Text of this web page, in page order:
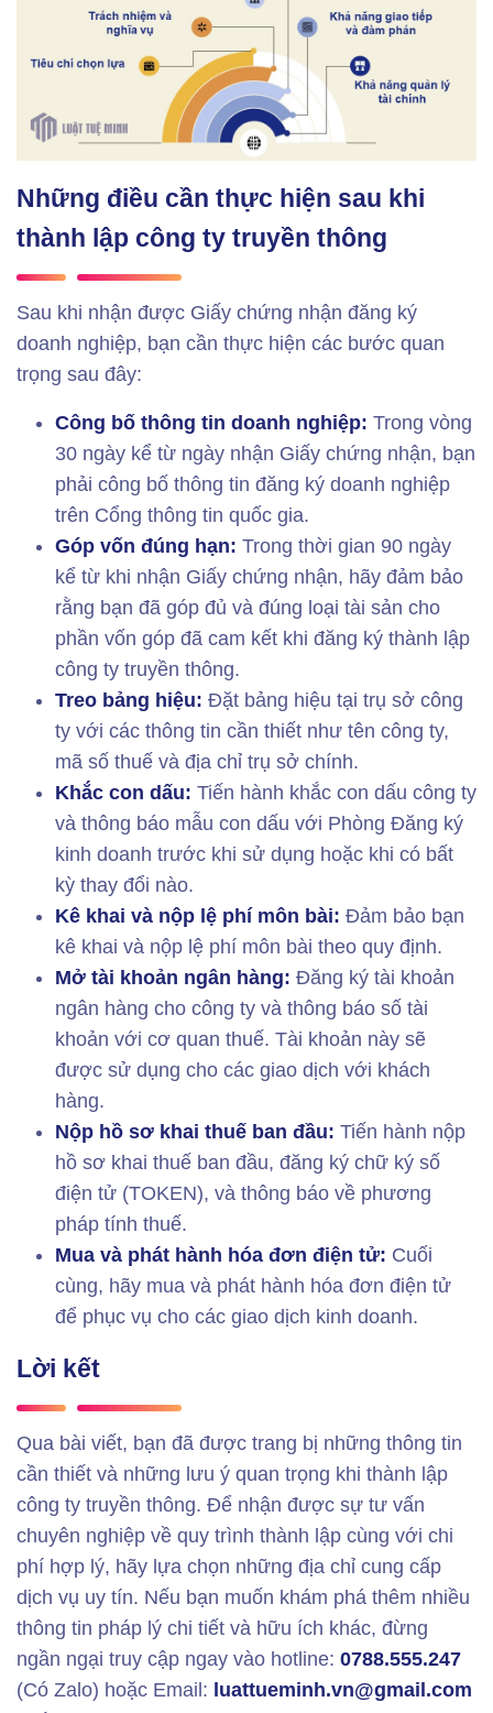
Những điều cần thực hiện sau khi
thành lập công ty truyền thông
Sau khi nhận được Giấy chứng nhận đăng ký
doanh nghiệp, bạn cần thực hiện các bước quan
trọng sau đây:
Công bố thông tin doanh nghiệp: Trong vòng
30 ngày kể từ ngày nhận Giấy chứng nhận, bạn
phải công bố thông tin đăng ký doanh nghiệp
trên Cổng thông tin quốc gia.
Góp vốn đúng hạn: Trong thời gian 90 ngày
kể từ khi nhận Giấy chứng nhận, hãy đảm bảo
rằng bạn đã góp đủ và đúng loại tài sản cho
phần vốn góp đã cam kết khi đăng ký thành lập
công ty truyền thông.
Treо bảng hiệu: Đặt bảng hiệu tại trụ sở công
ty với các thông tin cần thiết như tên công ty,
mã số thuế và địa chỉ trụ sở chính.
Khắc con dấu: Tiến hành khắc con dấu công ty
và thông báo mẫu con dấu với Phòng Đăng ký
kinh doanh trước khi sử dụng hoặc khi có bất
kỳ thay đổi nào.
Kê khai và nộp lệ phí môn bài: Đảm bảo bạn
kê khai và nộp lệ phí môn bài theo quy định.
Mở tài khoản ngân hàng: Đăng ký tài khoản
ngân hàng cho công ty và thông báo số tài
khoản với cơ quan thuế. Tài khoản này sẽ
được sử dụng cho các giao dịch với khách
hàng.
Nộp hồ sơ khai thuế ban đầu: Tiến hành nộp
hồ sơ khai thuế ban đầu, đăng ký chữ ký số
điện tử (TOKEN), và thông báo về phương
pháp tính thuế.
Mua và phát hành hóa đơn điện tử: Cuối
cùng, hãy mua và phát hành hóa đơn điện tử
để phục vụ cho các giao dịch kinh doanh.
Lời kết
Qua bài viết, bạn đã được trang bị những thông tin
cần thiết và những lưu ý quan trọng khi thành lập
công ty truyền thông. Để nhận được sự tư vấn
chuyên nghiệp về quy trình thành lập cùng với chi
phí hợp lý, hãy lựa chọn những địa chỉ cung cấp
dịch vụ uy tín. Nếu bạn muốn khám phá thêm nhiều
thông tin pháp lý chi tiết và hữu ích khác, đừng
ngần ngại truy cập ngay vào hotline: 0788.555.247
(Có Zalo) hoặc Email: luattueminh.vn@gmail.com